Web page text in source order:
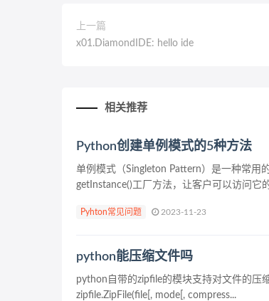
上一篇
x01.DiamondIDE: hello ide
相关推荐
Python创建单例模式的5种方法
单例模式（Singleton Pattern）是一种常用
getInstance()工厂方法，让客户可以访问它
Pyhton常见问题 2023-11-23
python能压缩文件吗
python自带的zipfile的模块支持对文件的压
zipfile.ZipFile(file[, mode[, compress...